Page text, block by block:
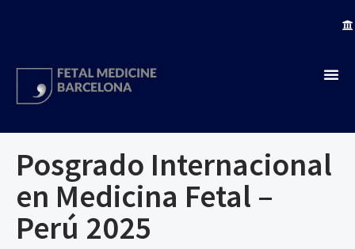
Posgrado Internacional
en Medicina Fetal –
Perú 2025